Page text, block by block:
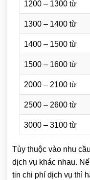
1200 – 1300 từ
1300 – 1400 từ
1400 – 1500 từ
1500 – 1600 từ
2000 – 2100 từ
2500 – 2600 từ
3000 – 3100 từ
Tùy thuộc vào nhu
dịch vụ khác nhau.
tin chi phí dịch vụ thì